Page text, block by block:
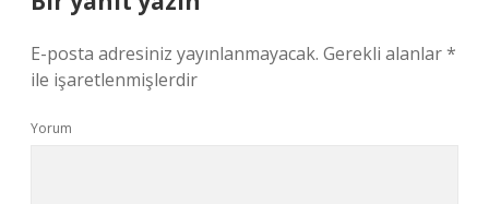
E-posta adresiniz yayınlanmayacak. Gerekli alanlar*
ile işaretlenmişlerdir
Yorum